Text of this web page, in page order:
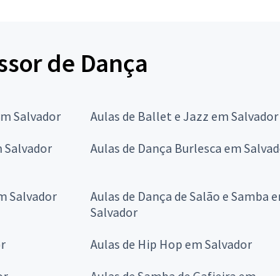
de Dança
Salvador Aulas de Ballet e Jazz em Salvador
Salvador Aulas de Dança Burlesca em
Salvador
Aulas de Dança de Salão e Samba
Salvador
Aulas de Hip Hop em Salvador